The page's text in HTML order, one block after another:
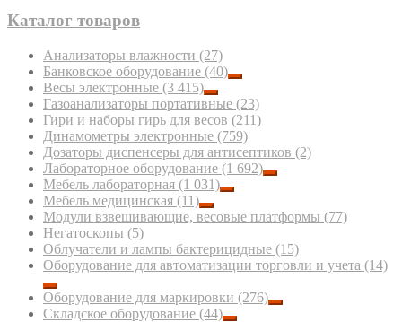
Каталог товаров
Анализаторы влажности (27)
Банковское оборудование (40)
Весы электронные (3 415)
Газоанализаторы портативные (23)
Гири и наборы гирь для весов (211)
Динамометры электронные (759)
Дозаторы диспенсеры для антисептиков (2)
Лабораторное оборудование (1 692)
Мебель лабораторная (1 031)
Мебель медицинская (11)
Модули взвешивающие, весовые платформы (77)
Негатоскопы (5)
Облучатели и лампы бактерицидные (15)
Оборудование для автоматизации торговли и учета (14)
Оборудование для маркировки (276)
Складское оборудование (44)